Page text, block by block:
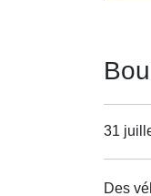
31
Des